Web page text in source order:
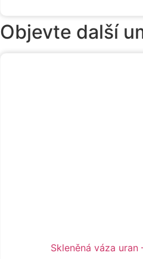
Objevte další
Skleněná váza uran